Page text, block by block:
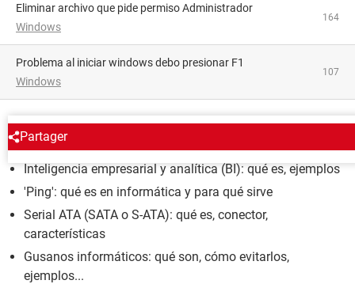
Eliminar archivo que pide permiso Administrador
Windows
164
Problema al iniciar windows debo presionar F1
Windows
107
Partager
ENCICLOPEDIA
Inteligencia empresarial y analítica (BI): qué es, ejemplos
'Ping': qué es en informática y para qué sirve
Serial ATA (SATA o S-ATA): qué es, conector,
características
Gusanos informáticos: qué son, cómo evitarlos,
ejemplos...